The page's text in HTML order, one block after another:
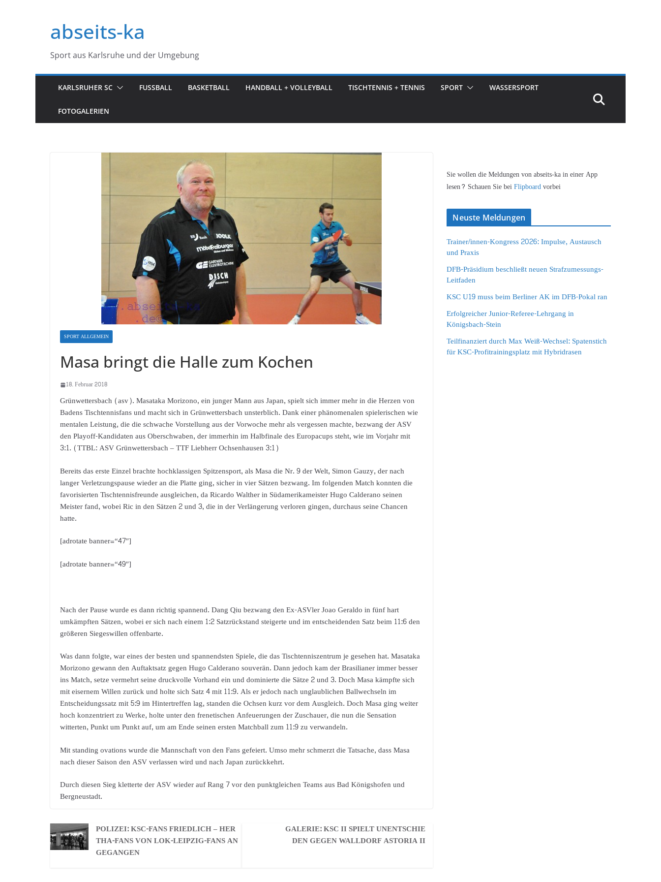
springenabseits-ka
Sport aus Karlsruhe und der Umgebung
KARLSRUHER SC FUSSBALL BASKETBALL HANDBALL + VOLLEYBALL TISCHTENNIS + TENNIS SPORT WASSERSPORT
FOTOGALERIEN
SPORT ALLGEMEIN
Masa bringt die Halle zum Kochen
18. Februar 2018
Grünwettersbach (asv). Masataka Morizono, ein junger Mann aus Japan, spielt sich immer mehr in die Herzen von
Badens Tischtennisfans und macht sich in Grünwettersbach unsterblich. Dank einer phänomenalen spielerischen wie
mentalen Leistung, die die schwache Vorstellung aus der Vorwoche mehr als vergessen machte, bezwang der ASV
den Playoff-Kandidaten aus Oberschwaben, der immerhin im Halbfinale des Europacups steht, wie im Vorjahr mit
3:1. (TTBL: ASV Grünwettersbach – TTF Liebherr Ochsenhausen 3:1)
Bereits das erste Einzel brachte hochklassigen Spitzensport, als Masa die Nr. 9 der Welt, Simon Gauzy, der nach
langer Verletzungspause wieder an die Platte ging, sicher in vier Sätzen bezwang. Im folgenden Match konnten die
favorisierten Tischtennisfreunde ausgleichen, da Ricardo Walther in Südamerikameister Hugo Calderano seinen
Meister fand, wobei Ric in den Sätzen 2 und 3, die in der Verlängerung verloren gingen, durchaus seine Chancen
hatte.
[adrotate banner=“47″]
[adrotate banner=“49″]
Nach der Pause wurde es dann richtig spannend. Dang Qiu bezwang den Ex-ASVler Joao Geraldo in fünf hart
umkämpften Sätzen, wobei er sich nach einem 1:2 Satzrückstand steigerte und im entscheidenden Satz beim 11:6 den
größeren Siegeswillen offenbarte.
Was dann folgte, war eines der besten und spannendsten Spiele, die das Tischtenniszentrum je gesehen hat. Masataka
Morizono gewann den Auftaktsatz gegen Hugo Calderano souverän. Dann jedoch kam der Brasilianer immer besser
ins Match, setze vermehrt seine druckvolle Vorhand ein und dominierte die Sätze 2 und 3. Doch Masa kämpfte sich
mit eisernem Willen zurück und holte sich Satz 4 mit 11:9. Als er jedoch nach unglaublichen Ballwechseln im
Entscheidungssatz mit 5:9 im Hintertreffen lag, standen die Ochsen kurz vor dem Ausgleich. Doch Masa ging weiter
hoch konzentriert zu Werke, holte unter den frenetischen Anfeuerungen der Zuschauer, die nun die Sensation
witterten, Punkt um Punkt auf, um am Ende seinen ersten Matchball zum 11:9 zu verwandeln.
Mit standing ovations wurde die Mannschaft von den Fans gefeiert. Umso mehr schmerzt die Tatsache, dass Masa
nach dieser Saison den ASV verlassen wird und nach Japan zurückkehrt.
Durch diesen Sieg kletterte der ASV wieder auf Rang 7 vor den punktgleichen Teams aus Bad Königshofen und
Bergneustadt.
POLIZEI: KSC-FANS FRIEDLICH – HER
THA-FANS VON LOK-LEIPZIG-FANS AN
GEGANGEN
GALERIE: KSC II SPIELT UNENTSCHIE
DEN GEGEN WALLDORF ASTORIA II
Sie wollen die Meldungen von abseits-ka in einer App
lesen? Schauen Sie beiFlipboardvorbei
Neuste Meldungen
Trainer/innen-Kongress 2026: Impulse, Austausch
und Praxis
DFB-Präsidium beschließt neuen Strafzumessungs-
Leitfaden
KSC U19 muss beim Berliner AK im DFB-Pokal ran
Erfolgreicher Junior-Referee-Lehrgang in
Königsbach-Stein
Teilfinanziert durch Max Weiß-Wechsel: Spatenstich
für KSC-Profitrainingsplatz mit Hybridrasen